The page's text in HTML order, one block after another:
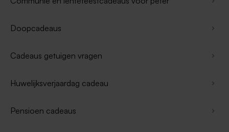
Doopcadeaus
Cadeaus getuigen vragen
Huwelijksverjaardag cadeau
Pensioen cadeaus